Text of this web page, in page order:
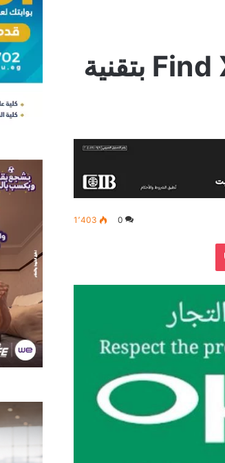
OPPO تطرح نموذج مبدئي Find X بتقنية
0 1٬403
‫Pocket